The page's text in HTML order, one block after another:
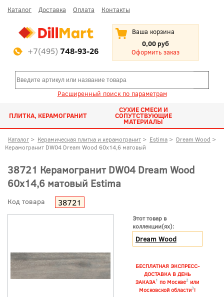
Каталог Доставка Оплата Контакты
+7(495) 748-93-26
Ваша корзина
0,00 руб
Оформить заказ
Расширенный поиск по параметрам
ПЛИТКА, КЕРАМОГРАНИТ
СУХИЕ СМЕСИ И
СОПУТСТВУЮЩИЕ
МАТЕРИАЛЫ
Каталог > Керамическая плитка и керамогранит > Estima > Dream Wood >
Керамогранит DW04 Dream Wood 60x14,6 матовый
38721 Керамогранит DW04 Dream Wood
60x14,6 матовый Estima
Код товара 38721
Этот товар в
коллекции(ях):
Dream Wood
БЕСПЛАТНАЯ ЭКСПРЕСС-
ДОСТАВКА В ДЕНЬ
ЗАКАЗА1 по Москве2 или
Московской области3!